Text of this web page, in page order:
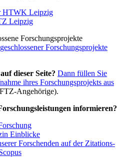
HTWK Leipzig
Leipzig
Forschungsprojekte
Forschungsprojekte
dieser Seite? Dann füllen Sie
ihres Forschungsprojekts aus
Angehörige).
informieren?
Einblicke
Forschenden auf der Zitations-